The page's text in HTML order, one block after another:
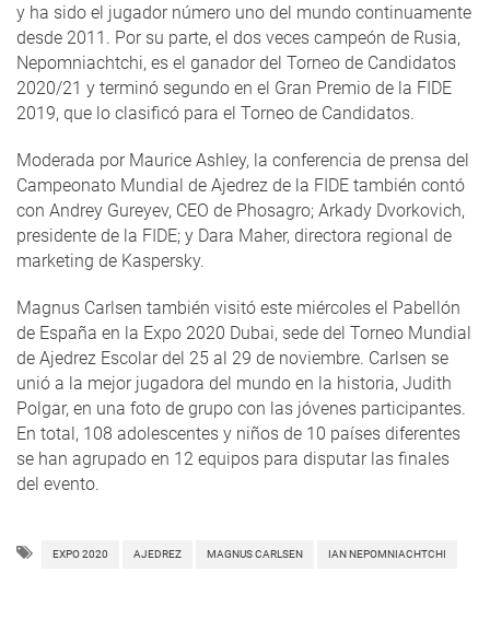
y ha sido el jugador número uno del mundo continuamente
desde 2011. Por su parte, el dos veces campeón de Rusia,
Nepomniachtchi, es el ganador del Torneo de Candidatos
2020/21 y terminó segundo en el Gran Premio de la FIDE
2019, que lo clasificó para el Torneo de Candidatos.
Moderada por Maurice Ashley, la conferencia de prensa del
Campeonato Mundial de Ajedrez de la FIDE también contó
con Andrey Gureyev, CEO de Phosagro; Arkady Dvorkovich,
presidente de la FIDE; y Dara Maher, directora regional de
marketing de Kaspersky.
Magnus Carlsen también visitó este miércoles el Pabellón
de España en la Expo 2020 Dubai, sede del Torneo Mundial
de Ajedrez Escolar del 25 al 29 de noviembre. Carlsen se
unió a la mejor jugadora del mundo en la historia, Judith
Polgar, en una foto de grupo con las jóvenes participantes.
En total, 108 adolescentes y niños de 10 países diferentes
se han agrupado en 12 equipos para disputar las finales
del evento.
EXPO 2020 AJEDREZ MAGNUS CARLSEN IAN NEPOMNIACHTCHI